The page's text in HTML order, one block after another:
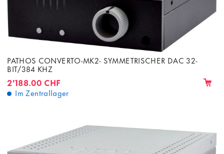
PATHOS CONVERTO-MK2- SYMMETRISCHER DAC 32-
BIT/384 KHZ
2'188.00 CHF
Im Zentrallager